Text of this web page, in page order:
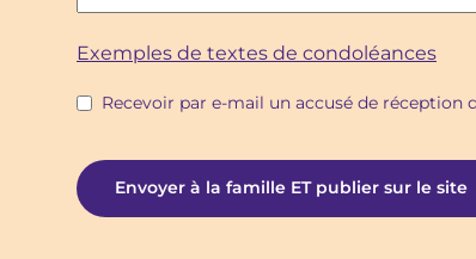
Exemples de textes de condoléances
Recevoir par e-mail un accusé de réception